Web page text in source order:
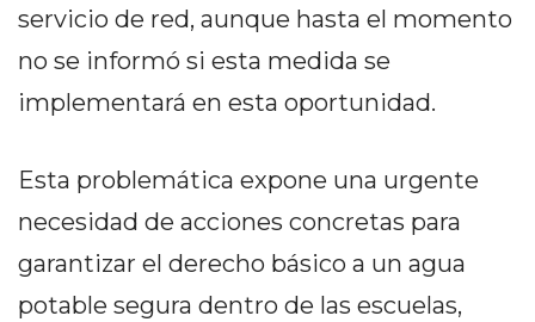
NOTICIAS
ARRECIFES
NOTICIAS
SALTO
Y
CAMPANA
NOTICIAS
servicio de red, aunque hasta el momento
no se informó si esta medida se
implementará en esta oportunidad.
Esta problemática expone una urgente
necesidad de acciones concretas para
garantizar el derecho básico a un agua
potable segura dentro de las escuelas,